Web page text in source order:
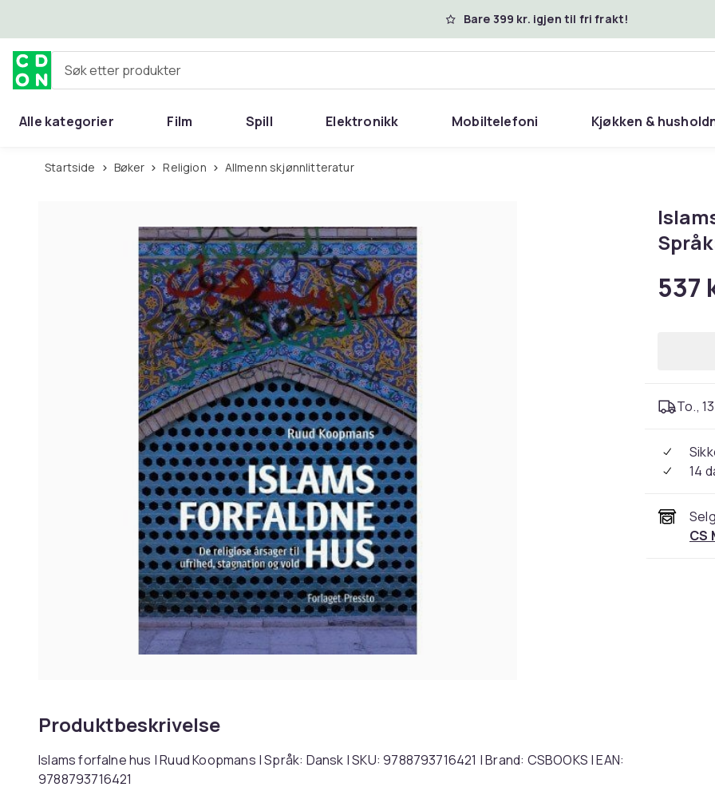
Bare 399 kr. igjen til fri frakt!
Søk etter produkter
Alle kategorier Film Spill Elektronikk Mobiltelefoni Kjøkken &
Startside Bøker Religion Allmenn skjønnlitteratur
Produktbeskrivelse
Islams forfalne hus | Ruud Koopmans | Språk: Dansk | SKU: 9788793716421 | Brand: CSBOOKS | EAN:
9788793716421
537
To.,
14
CS